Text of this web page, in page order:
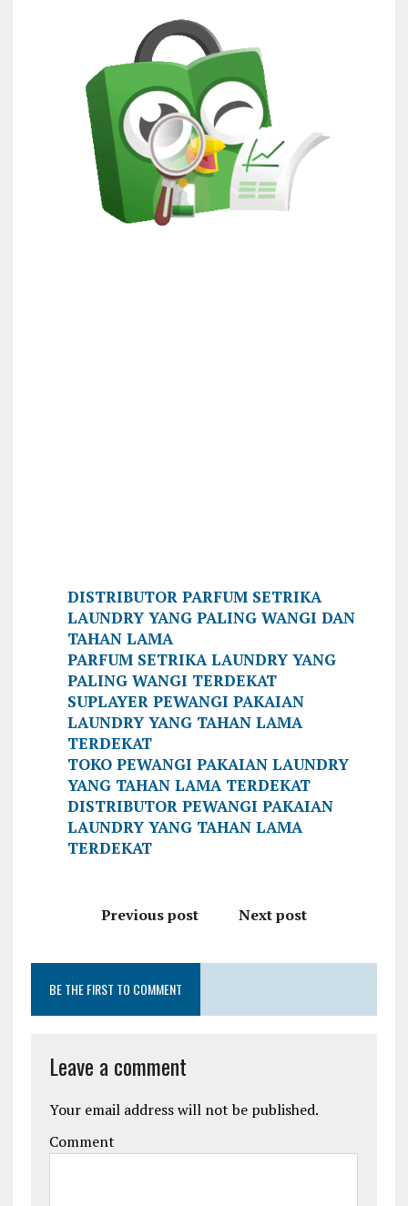
DISTRIBUTOR PARFUM SETRIKA
LAUNDRY YANG PALING WANGI DAN
TAHAN LAMA
PARFUM SETRIKA LAUNDRY YANG
PALING WANGI TERDEKAT
SUPLAYER PEWANGI PAKAIAN
LAUNDRY YANG TAHAN LAMA
TERDEKAT
TOKO PEWANGI PAKAIAN LAUNDRY
YANG TAHAN LAMA TERDEKAT
DISTRIBUTOR PEWANGI PAKAIAN
LAUNDRY YANG TAHAN LAMA
TERDEKAT
Previous post Next post
BE THE FIRST TO COMMENT
Leave a comment
Your email address will not be published.
Comment